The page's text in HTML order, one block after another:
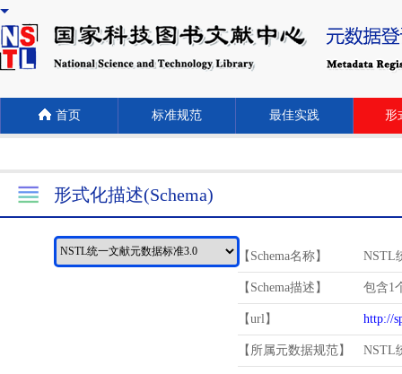
首页 标准规范 最佳实践 形
形式化描述(Schema)
【Schema名称】 NSTL
【Schema描述】 包含1
【url】 http://
【所属元数据规范】 NSTL